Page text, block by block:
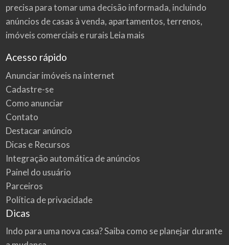
precisa para tomar uma decisão informada, incluindo
anúncios de casas à venda, apartamentos, terrenos,
imóveis comerciais e rurais Leia mais
Acesso rápido
Anunciar imóveis na internet
Cadastre-se
Como anunciar
Contato
Destacar anúncio
Dicas e Recursos
Integração automática de anúncios
Painel do usuário
Parceiros
Política de privacidade
Dicas
Indo para uma nova casa? Saiba como se planejar durante